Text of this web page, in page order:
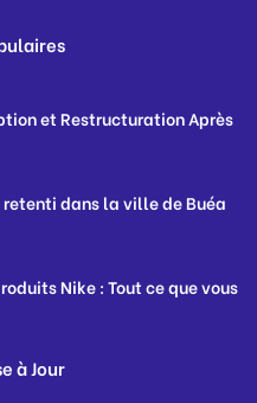
et Restructuration Après
dans la ville de Buéa
Nike : Tout ce que vous
à Jour